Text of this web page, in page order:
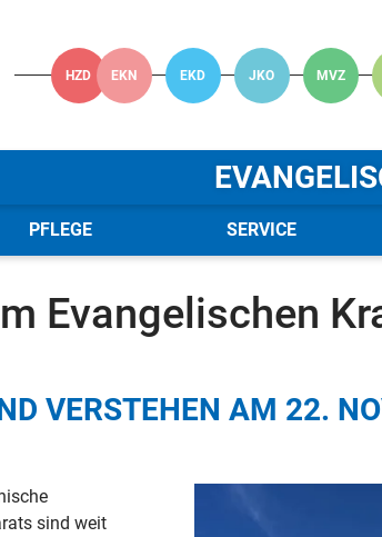
HZD EKN EKD JKO MVZ
PFLEGE SERVICE
News
Evangelischen
VERSTEHEN AM 22.
sind weit